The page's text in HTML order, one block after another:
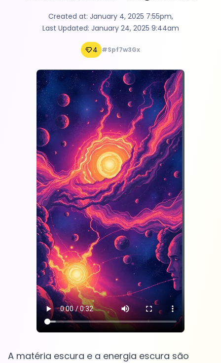
Created at: January 4, 2025 7:55pm,
Last Updated: January 24, 2025 9:44am
4 #Spf7w3Gx
A matéria escura e a energia escura são